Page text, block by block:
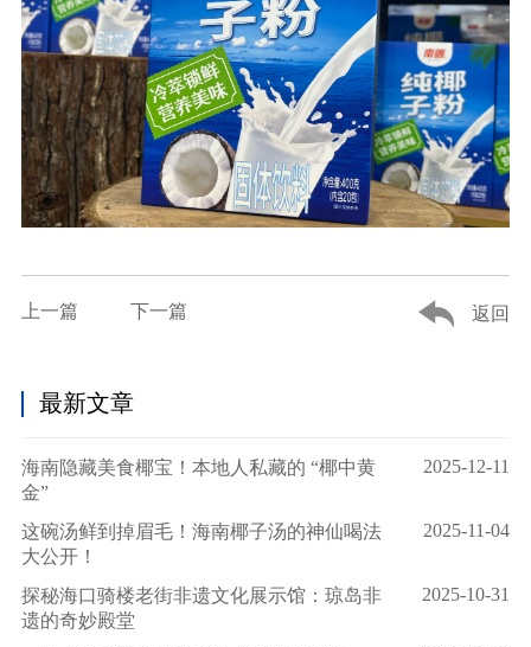
上一篇 下一篇 返回
最新文章
海南隐藏美食椰宝！本地人私藏的 “椰中黄
金”
2025-12-11
这碗汤鲜到掉眉毛！海南椰子汤的神仙喝法
大公开！
2025-11-04
探秘海口骑楼老街非遗文化展示馆：琼岛非
遗的奇妙殿堂
2025-10-31